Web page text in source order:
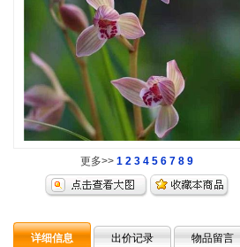
更多>> 1 2 3 4 5 6 7 8 9
详细信息 出价记录 物品留言